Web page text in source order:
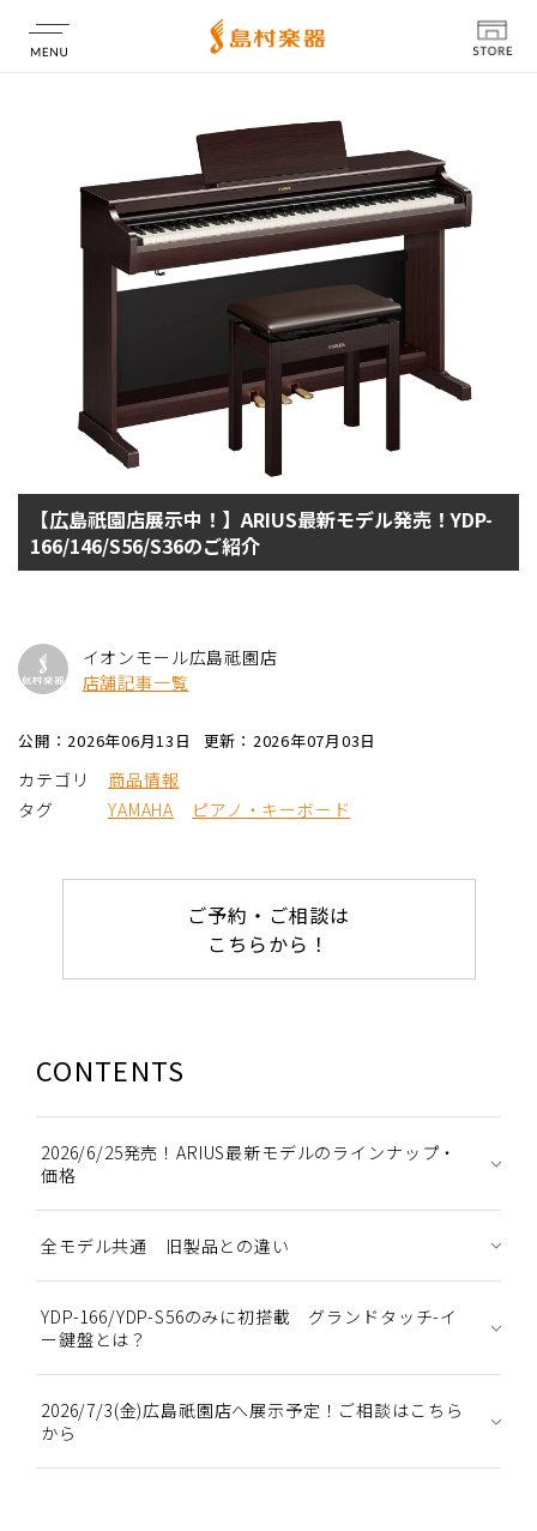
【広島祇園店展示中！】ARIUS最新モデル発売！YDP-
166/146/S56/S36のご紹介
イオンモール広島祗園店
店舗記事一覧
公開：2026年06月13日 更新：2026年07月03日
カテゴリ
商品情報
タグ
YAMAHA ピアノ・キーボード
ご予約・ご相談は
こちらから！
CONTENTS
2026/6/25発売！ARIUS最新モデルのラインナップ・
価格
全モデル共通 旧製品との違い
YDP-166/YDP-S56のみに初搭載 グランドタッチ-イ
ー鍵盤とは？
2026/7/3(金)広島祇園店へ展示予定！ご相談はこちら
から